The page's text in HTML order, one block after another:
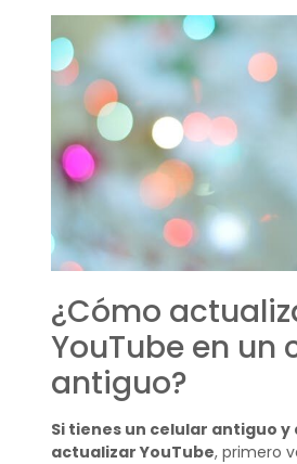
¿Cómo
YouTube en un
antiguo?
Si tienes un celular antiguo y
actualizar YouTube, primero